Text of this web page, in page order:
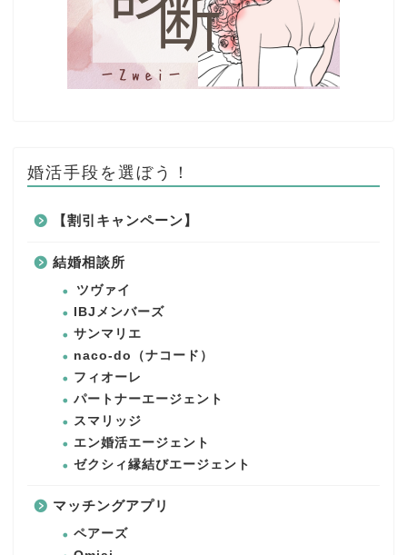
婚活手段を選ぼう！
【割引キャンペーン】
結婚相談所
ツヴァイ
IBJメンバーズ
サンマリエ
naco-do（ナコード）
フィオーレ
パートナーエージェント
スマリッジ
エン婚活エージェント
ゼクシィ縁結びエージェント
マッチングアプリ
ペアーズ